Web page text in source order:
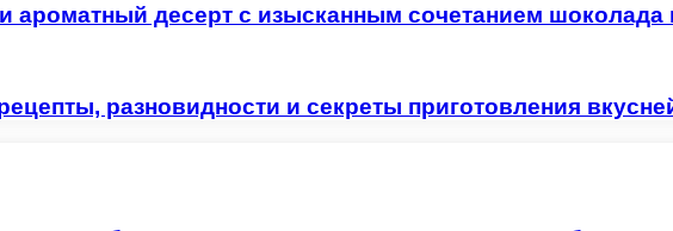
ароматный десерт с изысканным сочетанием шоколада
разновидности и секреты приготовления